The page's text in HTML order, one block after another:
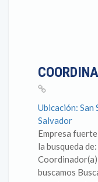
Ubicación: San
Salvador
Empresa
la busqueda
buscamos